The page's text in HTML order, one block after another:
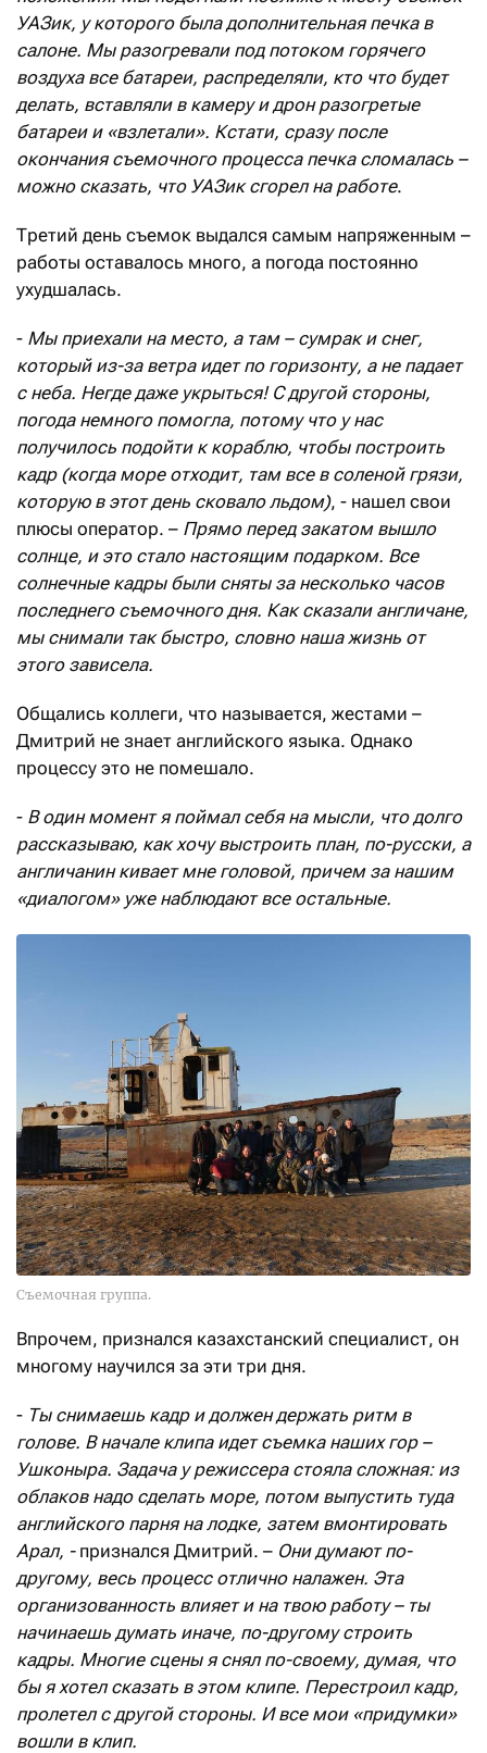
УАЗик, у которого была дополнительная печка в
салоне. Мы разогревали под потоком горячего
воздуха все батареи, распределяли, кто что будет
делать, вставляли в камеру и дрон разогретые
батареи и «взлетали». Кстати, сразу после
окончания съемочного процесса печка сломалась –
можно сказать, что УАЗик сгорел на работе.
Третий день съемок выдался самым напряженным –
работы оставалось много, а погода постоянно
ухудшалась.
- Мы приехали на место, а там – сумрак и снег,
который из-за ветра идет по горизонту, а не падает
с неба. Негде даже укрыться! С другой стороны,
погода немного помогла, потому что у нас
получилось подойти к кораблю, чтобы построить
кадр (когда море отходит, там все в соленой грязи,
которую в этот день сковало льдом), - нашел свои
плюсы оператор. – Прямо перед закатом вышло
солнце, и это стало настоящим подарком. Все
солнечные кадры были сняты за несколько часов
последнего съемочного дня. Как сказали англичане,
мы снимали так быстро, словно наша жизнь от
этого зависела.
Общались коллеги, что называется, жестами –
Дмитрий не знает английского языка. Однако
процессу это не помешало.
- В один момент я поймал себя на мысли, что долго
рассказываю, как хочу выстроить план, по-русски, а
англичанин кивает мне головой, причем за нашим
«диалогом» уже наблюдают все остальные.
Съемочная группа.
Впрочем, признался казахстанский специалист, он
многому научился за эти три дня.
- Ты снимаешь кадр и должен держать ритм в
голове. В начале клипа идет съемка наших гор –
Ушконыра. Задача у режиссера стояла сложная: из
облаков надо сделать море, потом выпустить туда
английского парня на лодке, затем вмонтировать
Арал, -признался Дмитрий. – Они думают по-
другому, весь процесс отлично налажен. Эта
организованность влияет и на твою работу – ты
начинаешь думать иначе, по-другому строить
кадры. Многие сцены я снял по-своему, думая, что
бы я хотел сказать в этом клипе. Перестроил кадр,
пролетел с другой стороны. И все мои «придумки»
вошли в клип.